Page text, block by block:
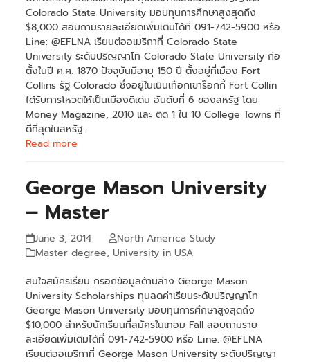
Colorado State University มอบทุนการศึกษาสูงสุดถึง
$8,000 สอบถามรายละเอียดเพิ่มเติมได้ที่ 091-742-5900 หรือ
Line: @EFLNA เรียนต่ออเมริกาที่ Colorado State
University ระดับปริญญาโท Colorado State University ก่อ
ตั้งในปี ค.ศ. 1870 ปัจจุบันมีอายุ 150 ปี ตั้งอยู่ที่เมือง Fort
Collins รัฐ Colorado ซึ่งอยู่ในเนินเทือกเขาร๊อกกี้ Fort Collin
ได้รับการโหวตให้เป็นเมืองดีเด่น อันดับที่ 6 ของสหรัฐ โดย
Money Magazine, 2010 และ ติด 1 ใน 10 College Towns ที่
ดีที่สุดในสหรัฐ…
Read more
George Mason University
– Master
June 3, 2014
North America Study
Master degree,University in USA
สนใจสมัครเรียน กรอกข้อมูลด้านล่าง George Mason
University Scholarships ทุนลดค่าเรียนระดับปริญญาโท
George Mason University มอบทุนการศึกษาสูงสุดถึง
$10,000 สำหรับนักเรียนที่สมัครในเทอม Fall สอบถามราย
ละเอียดเพิ่มเติมได้ที่ 091-742-5900 หรือ Line: @EFLNA
เรียนต่ออเมริกาที่ George Mason University ระดับปริญญา